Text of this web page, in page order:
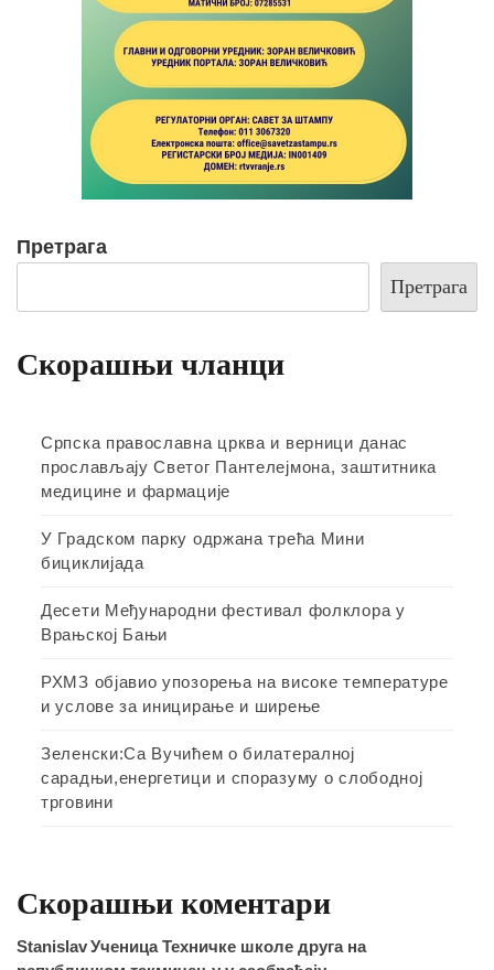
Претрага
Претрага
Скорашњи чланци
Српска православна црква и верници данас
прослављају Светог Пантелејмона, заштитника
медицине и фармације
У Градском парку одржана трећа Мини
бициклијада
Десети Међународни фестивал фолклора у
Врањској Бањи
РХМЗ објавио упозорења на високе температуре
и услове за иницирање и ширење
Зеленски:Са Вучићем о билатералној
сарадњи,енергетици и споразуму о слободној
трговини
Скорашњи коментари
StanislavУченица Техничке школе друга на